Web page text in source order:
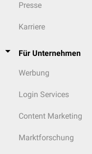
Presse
Karriere
Für Unternehmen
Werbung
Login Services
Content Marketing
Marktforschung